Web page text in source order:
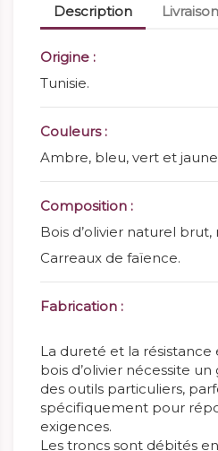
Description Livraison
Origine :
Tunisie.
Couleurs :
Ambre, bleu, vert et
Composition :
Bois d’olivier naturel
Carreaux de faïence.
Fabrication :
La dureté et la
bois d’olivier nécessite
des outils particuliers,
spécifiquement pour
exigences.
Les troncs sont débités